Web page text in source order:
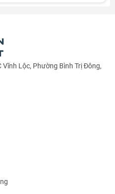
Vĩnh Lộc, Phường Bình Trị Đông,